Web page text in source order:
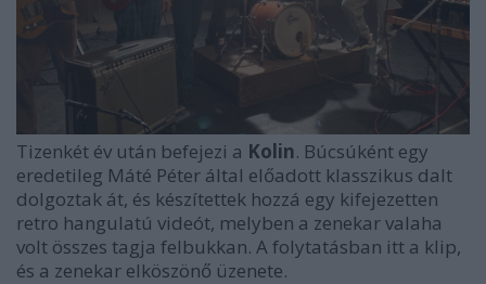
Tizenkét év után befejezi a Kolin. Búcsúként egy
eredetileg Máté Péter által előadott klasszikus dalt
dolgoztak át, és készítettek hozzá egy kifejezetten
retro hangulatú videót, melyben a zenekar valaha
volt összes tagja felbukkan. A folytatásban itt a klip,
és a zenekar elköszönő üzenete.